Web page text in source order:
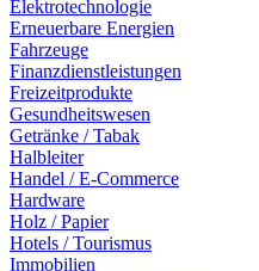
Elektrotechnologie
Erneuerbare Energien
Fahrzeuge
Finanzdienstleistungen
Freizeitprodukte
Gesundheitswesen
Getränke / Tabak
Halbleiter
Handel / E-Commerce
Hardware
Holz / Papier
Hotels / Tourismus
Immobilien